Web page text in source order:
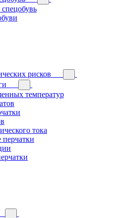
рисков
температур
тока
перчатки